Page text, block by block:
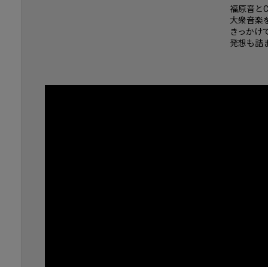
福原音と
大衆音楽
きっかけ
発想も詰